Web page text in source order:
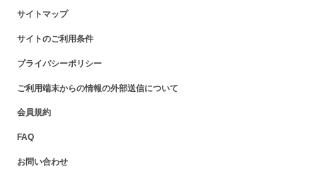
サイトマップ
サイトのご利用条件
プライバシーポリシー
ご利用端末からの情報の外部送信について
会員規約
FAQ
お問い合わせ